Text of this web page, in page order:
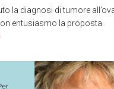
la diagnosi di tumore
entusiasmo la proposta.